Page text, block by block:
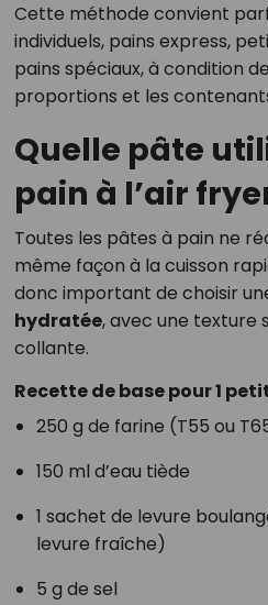
Cette méthode convient
individuels, pains express,
pains spéciaux, à condition
proportions et les
Quelle pâte
pain à l’air
Toutes les pâtes à pain ne
même façon à la cuisson
donc important de choisir
hydratée, avec une texture
collante.
Recette de base pour 1
250 g de farine (T55 ou
150 ml d’eau tiède
1 sachet de levure
levure fraîche)
5 g de sel